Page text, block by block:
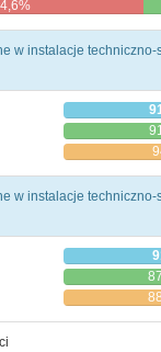
w instalacje techniczno-
w instalacje techniczno-